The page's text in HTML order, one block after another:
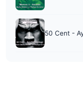
50 Cent -